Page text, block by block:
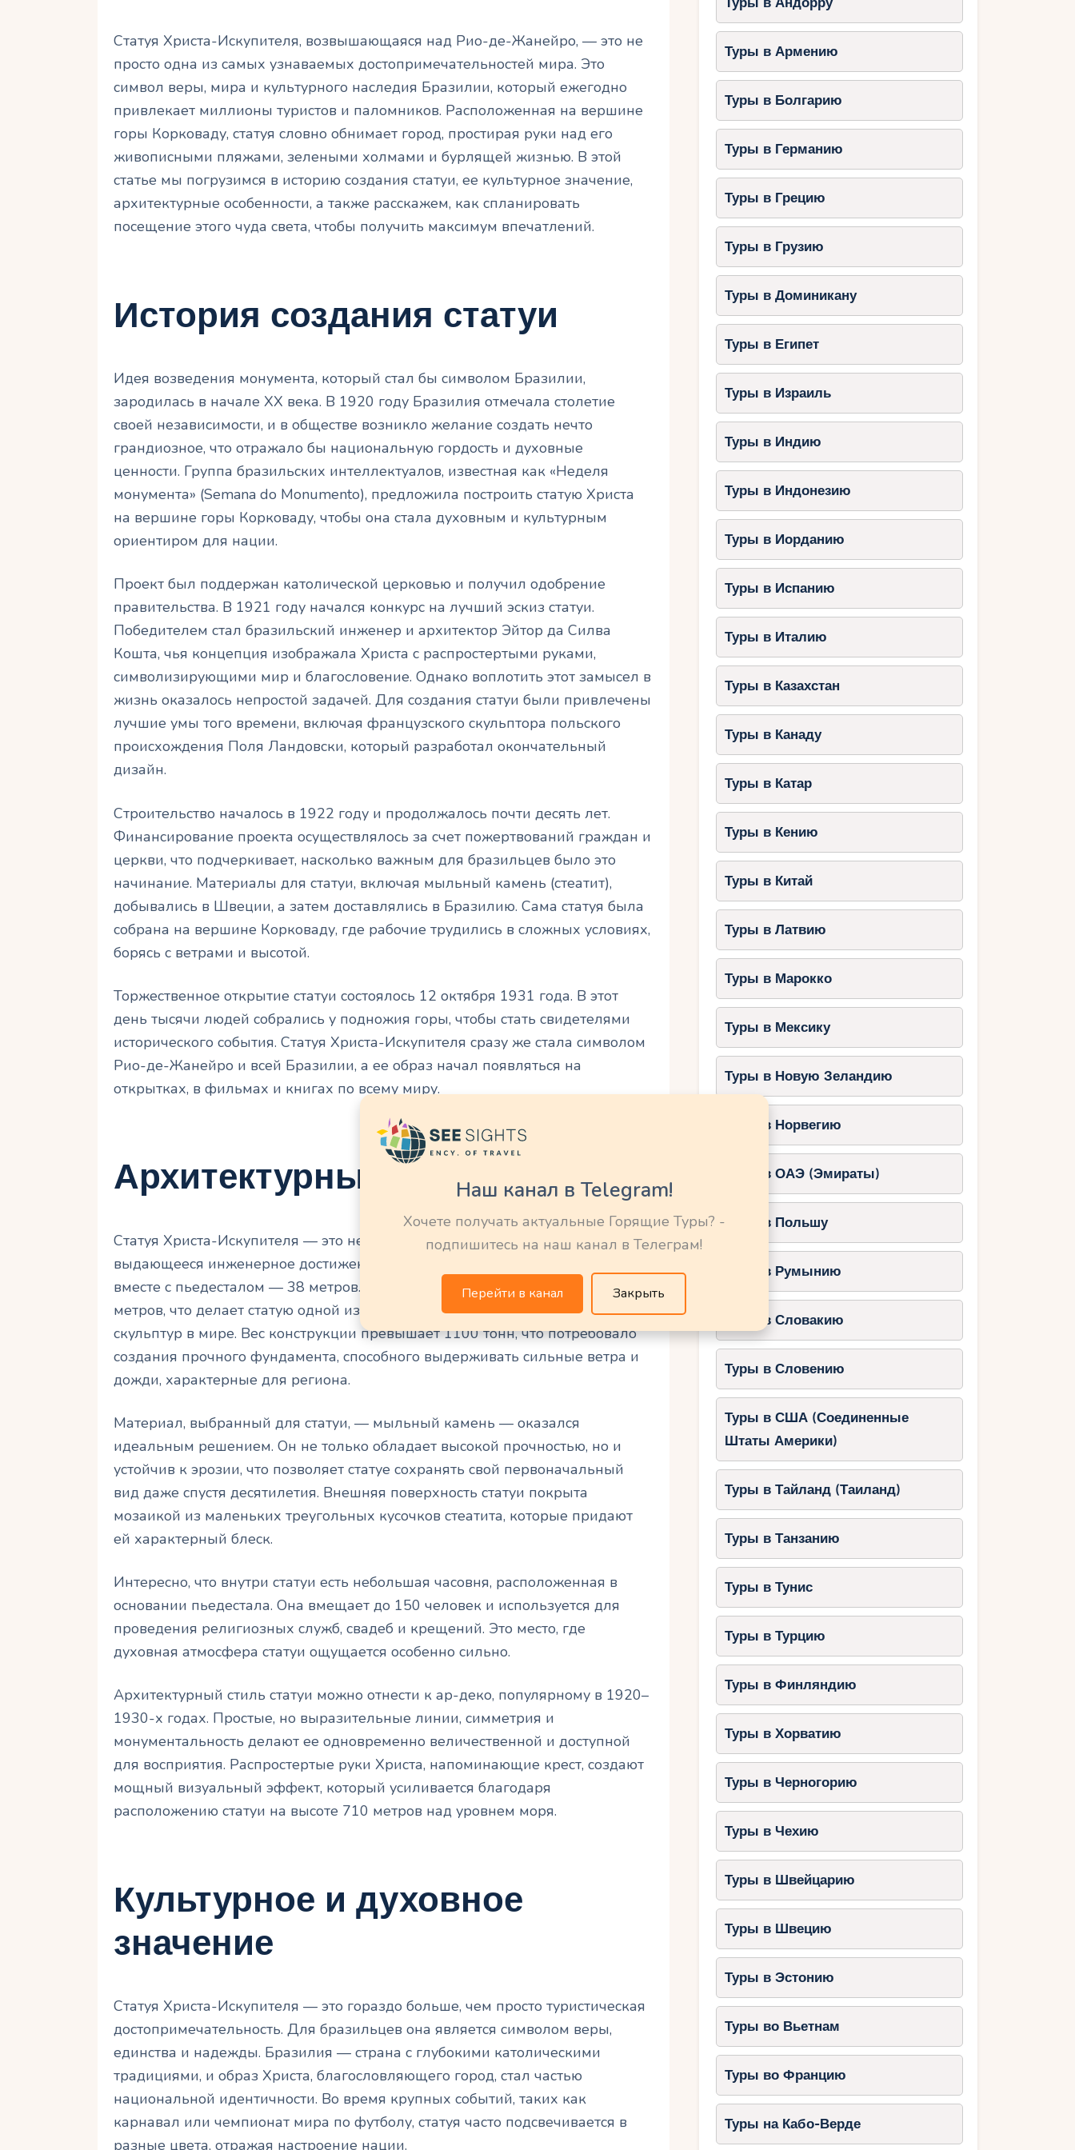
Статуя Христа-Искупителя, возвышающаяся над Рио-де-Жанейро, — это не
просто одна из самых узнаваемых достопримечательностей мира. Это
символ веры, мира и культурного наследия Бразилии, который ежегодно
привлекает миллионы туристов и паломников. Расположенная на вершине
горы Корковаду, статуя словно обнимает город, простирая руки над его
живописными пляжами, зелеными холмами и бурлящей жизнью. В этой
статье мы погрузимся в историю создания статуи, ее культурное значение,
архитектурные особенности, а также расскажем, как спланировать
посещение этого чуда света, чтобы получить максимум впечатлений.
История создания статуи
Идея возведения монумента, который стал бы символом Бразилии,
зародилась в начале XX века. В 1920 году Бразилия отмечала столетие
своей независимости, и в обществе возникло желание создать нечто
грандиозное, что отражало бы национальную гордость и духовные
ценности. Группа бразильских интеллектуалов, известная как «Неделя
монумента» (Semana do Monumento), предложила построить статую Христа
на вершине горы Корковаду, чтобы она стала духовным и культурным
ориентиром для нации.
Проект был поддержан католической церковью и получил одобрение
правительства. В 1921 году начался конкурс на лучший эскиз статуи.
Победителем стал бразильский инженер и архитектор Эйтор да Силва
Кошта, чья концепция изображала Христа с распростертыми руками,
символизирующими мир и благословение. Однако воплотить этот замысел в
жизнь оказалось непростой задачей. Для создания статуи были привлечены
лучшие умы того времени, включая французского скульптора польского
происхождения Поля Ландовски, который разработал окончательный
дизайн.
Строительство началось в 1922 году и продолжалось почти десять лет.
Финансирование проекта осуществлялось за счет пожертвований граждан и
церкви, что подчеркивает, насколько важным для бразильцев было это
начинание. Материалы для статуи, включая мыльный камень (стеатит),
добывались в Швеции, а затем доставлялись в Бразилию. Сама статуя была
собрана на вершине Корковаду, где рабочие трудились в сложных условиях,
борясь с ветрами и высотой.
Торжественное открытие статуи состоялось 12 октября 1931 года. В этот
день тысячи людей собрались у подножия горы, чтобы стать свидетелями
исторического события. Статуя Христа-Искупителя сразу же стала символом
Рио-де-Жанейро и всей Бразилии, а ее образ начал появляться на
открытках, в фильмах и книгах по всему миру.
Архитектурные особенности
Статуя Христа-Искупителя — это не только духовный символ, но и
выдающееся инженерное достижение. Ее высота составляет 30 метров, а
вместе с пьедесталом — 38 метров. Ширина распростертых рук достигает 28
метров, что делает статую одной из самых масштабных религиозных
скульптур в мире. Вес конструкции превышает 1100 тонн, что потребовало
создания прочного фундамента, способного выдерживать сильные ветра и
дожди, характерные для региона.
Материал, выбранный для статуи, — мыльный камень — оказался
идеальным решением. Он не только обладает высокой прочностью, но и
устойчив к эрозии, что позволяет статуе сохранять свой первоначальный
вид даже спустя десятилетия. Внешняя поверхность статуи покрыта
мозаикой из маленьких треугольных кусочков стеатита, которые придают
ей характерный блеск.
Интересно, что внутри статуи есть небольшая часовня, расположенная в
основании пьедестала. Она вмещает до 150 человек и используется для
проведения религиозных служб, свадеб и крещений. Это место, где
духовная атмосфера статуи ощущается особенно сильно.
Архитектурный стиль статуи можно отнести к ар-деко, популярному в 1920–
1930-х годах. Простые, но выразительные линии, симметрия и
монументальность делают ее одновременно величественной и доступной
для восприятия. Распростертые руки Христа, напоминающие крест, создают
мощный визуальный эффект, который усиливается благодаря
расположению статуи на высоте 710 метров над уровнем моря.
Культурное и духовное
значение
Статуя Христа-Искупителя — это гораздо больше, чем просто туристическая
достопримечательность. Для бразильцев она является символом веры,
единства и надежды. Бразилия — страна с глубокими католическими
традициями, и образ Христа, благословляющего город, стал частью
национальной идентичности. Во время крупных событий, таких как
карнавал или чемпионат мира по футболу, статуя часто подсвечивается в
разные цвета, отражая настроение нации.
Туры в Армению
Туры в Болгарию
Туры в Германию
Туры в Грецию
Туры в Грузию
Туры в Доминикану
Туры в Египет
Туры в Израиль
Туры в Индию
Туры в Индонезию
Туры в Иорданию
Туры в Испанию
Туры в Италию
Туры в Казахстан
Туры в Канаду
Туры в Катар
Туры в Кению
Туры в Китай
Туры в Латвию
Туры в Марокко
Туры в Мексику
Туры в Новую Зеландию
Туры в Норвегию
Туры в ОАЭ (Эмираты)
Туры в Польшу
Туры в Румынию
Туры в Словакию
Туры в Словению
Туры в США (Соединенные
Штаты Америки)
Туры в Тайланд (Таиланд)
Туры в Танзанию
Туры в Тунис
Туры в Турцию
Туры в Финляндию
Туры в Хорватию
Туры в Черногорию
Туры в Чехию
Туры в Швейцарию
Туры в Швецию
Туры в Эстонию
Туры во Вьетнам
Туры во Францию
Туры на Кабо-Верде
Наш канал в Telegram!
Хочете получать актуальные Горящие Туры? -
подпишитесь на наш канал в Телеграм!
Перейти в канал Закрыть